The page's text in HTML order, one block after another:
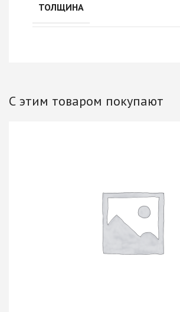
ТОЛЩИНА
С этим товаром покупают